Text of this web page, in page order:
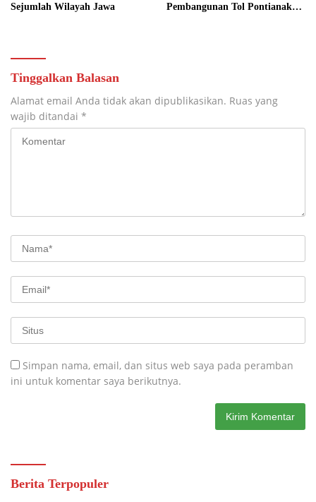
Sejumlah Wilayah Jawa
Pembangunan Tol Pontianak
Tinggalkan Balasan
Alamat email Anda tidak akan dipublikasikan. Ruas yang
wajib ditandai *
Simpan nama, email, dan situs web saya pada peramban
ini untuk komentar saya berikutnya.
Berita Terpopuler